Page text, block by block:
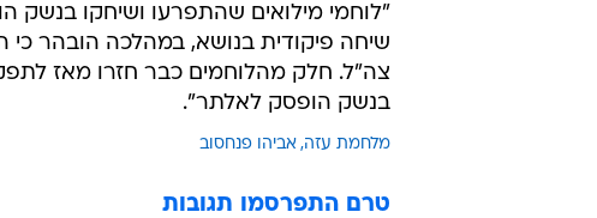
"לוחמי מילואים שהתפרעו ושיחקו בנשק
שיחה פיקודית בנושא, במהלכה הובהר
צה"ל. חלק מהלוחמים כבר חזרו מאז
בנשק הופסק לאלתר".
מלחמת עזה אביהו פנחסוב
טרם התפרסמו תגובות